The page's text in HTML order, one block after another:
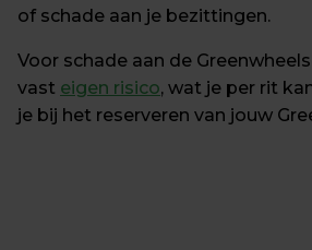
of schade aan je bezittingen.
Voor schade aan de
vast eigen risico, wat je per rit
je bij het reserveren van jouw